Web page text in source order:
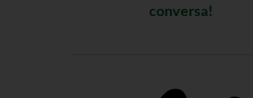
conversa!